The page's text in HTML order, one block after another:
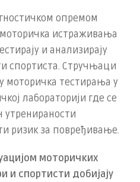
опремом
истраживања
и анализирају
спортиста. Стручњаци
моторичка тестирања у
лабораторији где се
ризик за повређивање.
моторичких
и спортисти добијају